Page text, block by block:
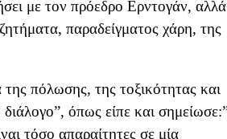
με τον πρόεδρο Ερντογάν, αλλά
παραδείγματος χάρη, της
πόλωσης, της τοξικότητας και
όπως είπε και
τόσο απαραίτητες σε μία